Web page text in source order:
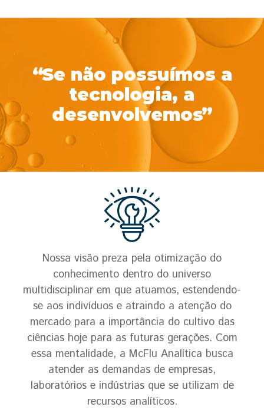
Se não possuímos a
tecnologia, a
desenvolvemos
Nossa visão preza pela otimização do
conhecimento dentro do universo
multidisciplinar em que atuamos, estendendo-
se aos indivíduos e atraindo a atenção do
mercado para a importância do cultivo das
ciências hoje para as futuras gerações. Com
essa mentalidade, a McFlu Analítica busca
atender as demandas de empresas,
laboratórios e indústrias que se utilizam de
recursos analíticos.